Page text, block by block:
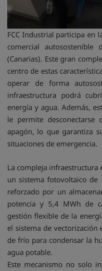
FCC Industrial participa en
comercial autosostenible
(Canarias). Este gran
centro de estas
operar de forma
infraestructura podrá
energía y agua. Además,
le permite
apagón, lo que garantiza
situaciones de emergencia.
La compleja infraestructura
un sistema fotovoltaico de
reforzado por un
potencia y 5,4 MWh de
gestión flexible de la
el sistema de vectorización
de frío para condensar la
agua potable.
Este mecanismo no solo